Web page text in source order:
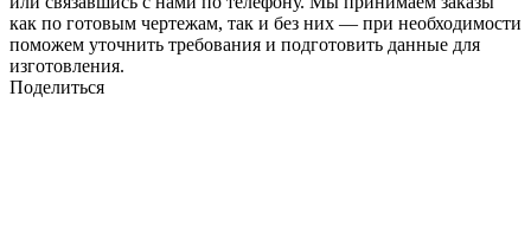
как по готовым чертежам, так и без них — при необходимости
поможем уточнить требования и подготовить данные для
изготовления.
Поделиться